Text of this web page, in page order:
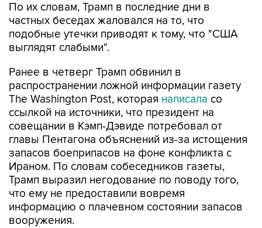
По их словам, Трамп в последние дни в
частных беседах жаловался на то, что
подобные утечки приводят к тому, что "США
выглядят слабыми".
Ранее в четверг Трамп обвинил в
распространении ложной информации газету
The Washington Post, которая написала со
ссылкой на источники, что президент на
совещании в Кэмп-Дэвиде потребовал от
главы Пентагона объяснений из-за истощения
запасов боеприпасов на фоне конфликта с
Ираном. По словам собеседников газеты,
Трамп выразил негодование по поводу того,
что ему не предоставили вовремя
информацию о плачевном состоянии запасов
вооружения.